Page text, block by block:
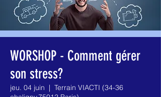
WORSHOP - Comment gérer
son stress?
jeu. 04 juin
  |
Terrain VIACTI (34-36